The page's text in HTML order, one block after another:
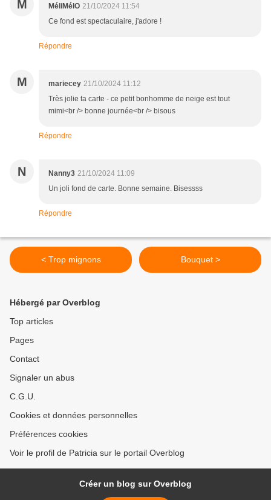
M MéliMélO 21/10/2024 11:54
Ce fond est spectaculaire, j'adore !
Répondre
M mariecey 21/10/2024 11:12
Très jolie ta carte - ce petit bonhomme de neige est tout
mimi<br /> bonne journée<br /> bisous
Répondre
N Nanny3 21/10/2024 11:09
Un joli fond de carte. Bonne semaine. Bisessss
Répondre
< Trop mignons Bouquet >
Hébergé par Overblog
Top articles
Pages
Contact
Signaler un abus
C.G.U.
Cookies et données personnelles
Préférences cookies
Voir le profil de Patricia sur le portail Overblog
Créer un blog sur Overblog